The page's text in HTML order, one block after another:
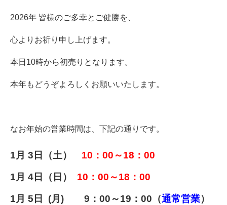
2026年 皆様のご多幸とご健勝を、
心よりお祈り申し上げます。
本日10時から初売りとなります。
本年もどうぞよろしくお願いいたします。
なお年始の営業時間は、下記の通りです。
1月 3日（土） 10：00～18：00
1月 4日（日） 10：00 ～18：00
1月 5日 (月) 9：00～19：00（通常営業）